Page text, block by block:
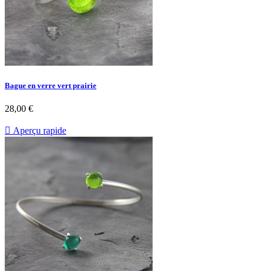
Bague en verre vert prairie
28,00 €
 Aperçu rapide